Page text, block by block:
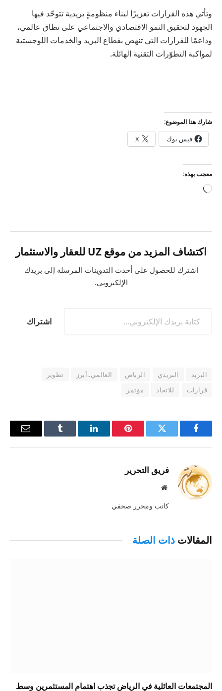
وتأتي هذه القرارات تعزيزًا لبناء منظومةٍ بريدية تتوحّد فيها
الجهود لتحقيق النمو الاقتصادي والاجتماعي على نطاق عالمي،
وداعمًا للقرارات التي تنهض بقطاع البريد والخدمات اللوجستية
لمواكبة التطوّرات التقنية الهائلة.
شارك هذا الموضوع:
فيس بوك X
معجب بهذه:
جاري
اكتشاف المزيد من موقع UZ للعقار والاستثمار
اشترك للحصول على أحدث التدوينات المرسلة إلى بريدك
الإلكتروني.
كتابة بريدك الإلكتروني...
اشتراك
البريد البريدي الرياض العالمي..أبرز
تطوير
قرارات
للاتحاد مؤتمر
فيسبوك تويتر بينتيريستلينكدإن Tumblr
البريد
فريق التحرير
موقع
كاتب ومحرر صحفي
المقالات ذات الصلة
المجتمعات العائلية في الرياض تجذب اهتمام المستثمرين وسط